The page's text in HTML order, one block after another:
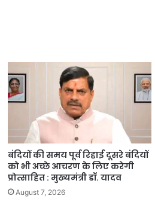
बंदियों की समय पूर्व रिहाई दूसरे बंदियों
को भी अच्छे आचरण के लिए करेगी
प्रोत्साहित : मुख्यमंत्री डॉ. यादव
August 7, 2026